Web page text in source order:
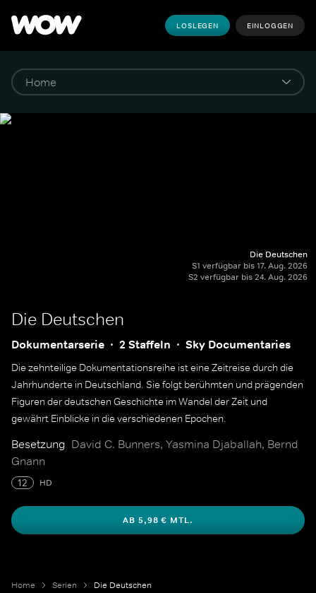
LOSLEGEN EINLOGGEN
Die Deutschen
S1 verfügbar bis 17. Aug. 2026
S2 verfügbar bis 24. Aug. 2026
Die Deutschen
Dokumentarserie 2 Staffeln Sky Documentaries
Die zehnteilige Dokumentationsreihe ist eine Zeitreise durch die
Jahrhunderte in Deutschland. Sie folgt berühmten und prägenden
Figuren der deutschen Geschichte im Wandel der Zeit und
gewährt Einblicke in die verschiedenen Epochen.
Besetzung David C. Bunners, Yasmina Djaballah, Bernd
Gnann
12 HD
AB 5,98 € MTL.
Home Serien Die Deutschen